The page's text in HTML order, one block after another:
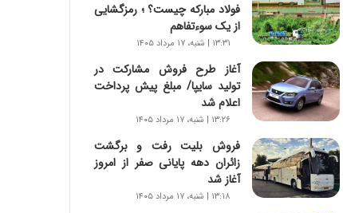
س
ت
|
ر
ن
ا
م
ه
ج
د
ی
فولاد مبارکه چیست؟ ؛ رمزگشایی
از یک سوءتفاهم
۱۳:۳۱ | شنبه، ۱۷ مرداد ۱۴۰۵
آغاز طرح فروش مشارکت در
تولید سایپا/ مبلغ پیش پرداخت
اعلام شد
۱۳:۲۶ | شنبه، ۱۷ مرداد ۱۴۰۵
فروش بلیت رفت و برگشت
زائران دهه پایانی صفر از امروز
آغاز شد
۱۳:۱۸ | شنبه، ۱۷ مرداد ۱۴۰۵